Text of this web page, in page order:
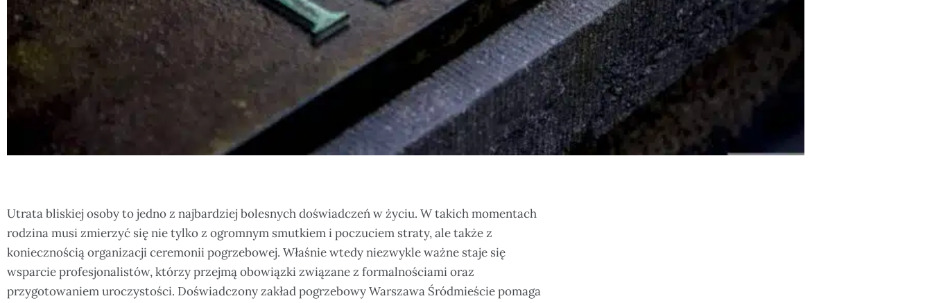
Utrata bliskiej osoby to jedno z najbardziej bolesnych doświadczeń w życiu. W takich momentach
rodzina musi zmierzyć się nie tylko z ogromnym smutkiem i poczuciem straty, ale także z
koniecznością organizacji ceremonii pogrzebowej. Właśnie wtedy niezwykle ważne staje się
wsparcie profesjonalistów, którzy przejmą obowiązki związane z formalnościami oraz
przygotowaniem uroczystości. Doświadczony zakład pogrzebowy Warszawa Śródmieście pomaga